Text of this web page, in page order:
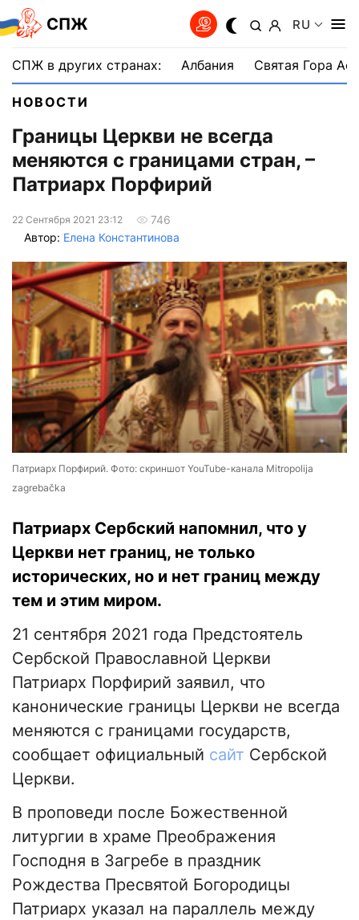
СПЖ RU
СПЖ в других странах: Албания Святая Гора
НОВОСТИ
Границы Церкви не всегда
меняются с границами стран, –
Патриарх Порфирий
22 Сентября 2021 23:12
746
Автор: Елена Константинова
Патриарх Порфирий. Фото: скриншот YouTube-канала Mitropolija
zagrebačka
Патриарх Сербский напомнил, что у
Церкви нет границ, не только
исторических, но и нет границ между
тем и этим миром.
21 сентября 2021 года Предстоятель
Сербской Православной Церкви
Патриарх Порфирий заявил, что
канонические границы Церкви не всегда
меняются с границами государств,
сообщает официальный сайт Сербской
Церкви.
В проповеди после Божественной
литургии в храме Преображения
Господня в Загребе в праздник
Рождества Пресвятой Богородицы
Патриарх указал на параллель между